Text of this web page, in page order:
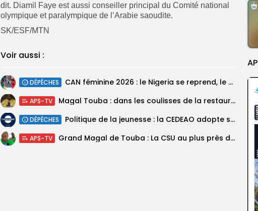
dit. Diamil Faye est aussi conseiller principal du Comité national
olympique et paralympique de l’Arabie saoudite.
‎SK/ESF/MTN
Voir aussi :
DÉPÊCHES ‎CAN féminine 2026 : le Nigeria se reprend, le Malawi surprend encore...
APS-TV Magal Touba : dans les coulisses de la restauration de la presse...
DÉPÊCHES Politique de la jeunesse : la CEDEAO adopte son plan d’actions stratégiques...
APS-TV Grand Magal de Touba : La CSU au plus près des pèlerins